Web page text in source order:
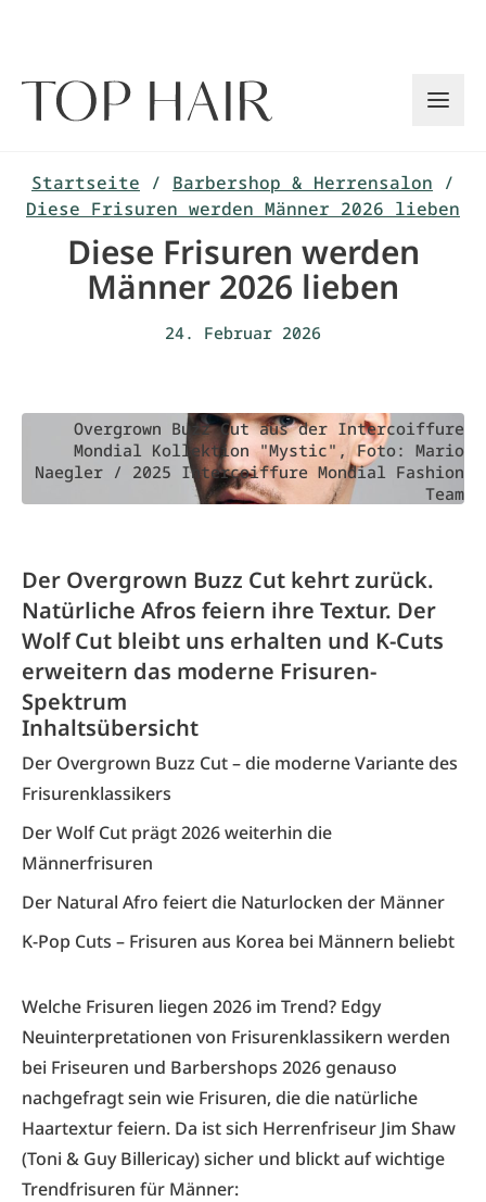
Startseite / Barbershop & Herrensalon /
Diese Frisuren werden Männer 2026 lieben
Diese Frisuren werden
Männer 2026 lieben
24. Februar 2026
Overgrown Buzz Cut aus der Intercoiffure
Mondial Kollektion "Mystic", Foto: Mario
Naegler / 2025 Intercoiffure Mondial Fashion
Team
Der Overgrown Buzz Cut kehrt zurück.
Natürliche Afros feiern ihre Textur. Der
Wolf Cut bleibt uns erhalten und K-Cuts
erweitern das moderne Frisuren-
Spektrum
Inhaltsübersicht
Der Overgrown Buzz Cut – die moderne Variante des
Frisurenklassikers
Der Wolf Cut prägt 2026 weiterhin die
Männerfrisuren
Der Natural Afro feiert die Naturlocken der Männer
K-Pop Cuts – Frisuren aus Korea bei Männern beliebt
Welche Frisuren liegen 2026 im Trend? Edgy
Neuinterpretationen von Frisurenklassikern werden
bei Friseuren und Barbershops 2026 genauso
nachgefragt sein wie Frisuren, die die natürliche
Haartextur feiern. Da ist sich Herrenfriseur Jim Shaw
(Toni & Guy Billericay) sicher und blickt auf wichtige
Trendfrisuren für Männer: